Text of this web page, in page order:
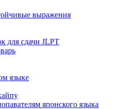
выражения
для сдачи JLPT
языке
японского языка